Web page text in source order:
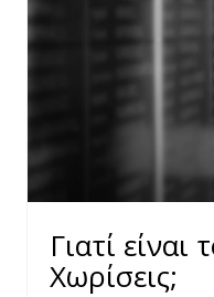
Γιατί
Χωρίσεις;